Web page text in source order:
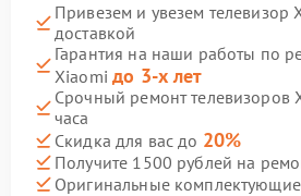
Привезем и увезем телевизор
доставкой
Гарантия на наши работы по
Xiaomiдо 3-х лет
Срочный ремонт телевизоров
часа
Скидка для вас до 20%
Получите 1500 рублей на
Оригинальные